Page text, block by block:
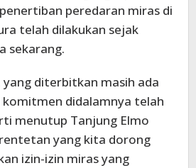
peredaran miras di
telah dilakukan sejak
sekarang.
yang diterbitkan masih ada
didalamnya telah
menutup Tanjung Elmo
yang kita dorong
izin-izin miras yang